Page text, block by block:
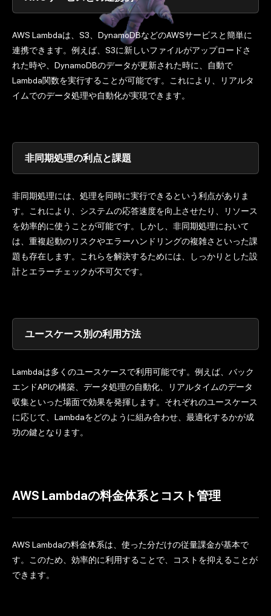
AWS Lambdaは、S3、DynamoDBなどのAWSサービスと簡単に
連携できます。例えば、S3に新しいファイルがアップロードさ
れた時や、DynamoDBのデータが更新された時に、自動で
Lambda関数を実行することが可能です。これにより、リアルタ
イムでのデータ処理や自動化が実現できます。
非同期処理の利点と課題
非同期処理には、処理を同時に実行できるという利点がありま
す。これにより、システムの応答速度を向上させたり、リソース
を効率的に使うことが可能です。しかし、非同期処理において
は、重複起動のリスクやエラーハンドリングの複雑さといった課
題も存在します。これらを解決するためには、しっかりとした設
計とエラーチェックが不可欠です。
ユースケース別の利用方法
Lambdaは多くのユースケースで利用可能です。例えば、バック
エンドAPIの構築、データ処理の自動化、リアルタイムのデータ
収集といった場面で効果を発揮します。それぞれのユースケース
に応じて、Lambdaをどのように組み合わせ、最適化するかが成
功の鍵となります。
AWS Lambdaの料金体系とコスト管理
AWS Lambdaの料金体系は、使った分だけの従量課金が基本で
す。このため、効率的に利用することで、コストを抑えることが
できます。